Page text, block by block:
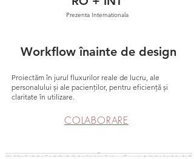
Prezenta Internationala
Workflow înainte de design
Proiectăm în jurul fluxurilor reale de lucru, ale
personalului și ale pacienților, pentru eficiență și
claritate în utilizare.
COLABORARE